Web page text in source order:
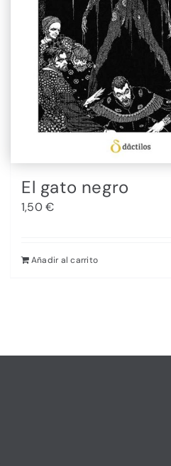
El gato negro
1,50€
Añadir al carrito